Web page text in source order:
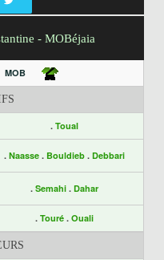
- MOBéjaia
MOB
. Toual
. Naasse . Bouldieb . Debbari
. Semahi . Dahar
. Touré . Ouali